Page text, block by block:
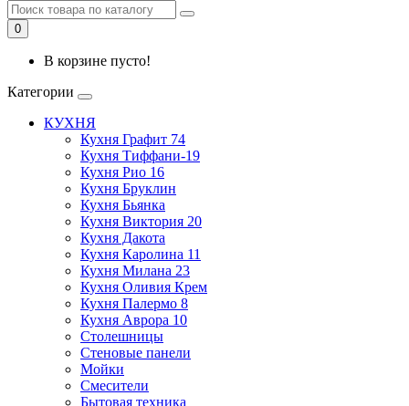
0
В корзине пусто!
Категории
КУХНЯ
Кухня Графит 74
Кухня Тиффани-19
Кухня Рио 16
Кухня Бруклин
Кухня Бьянка
Кухня Виктория 20
Кухня Дакота
Кухня Каролина 11
Кухня Милана 23
Кухня Оливия Крем
Кухня Палермо 8
Кухня Аврора 10
Столешницы
Стеновые панели
Мойки
Смесители
Бытовая техника